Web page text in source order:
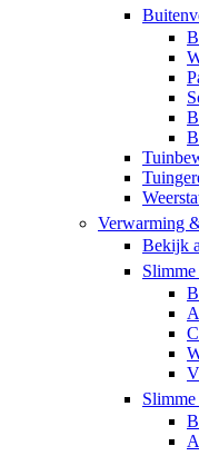
Verwarming
Bekijk
Slimme